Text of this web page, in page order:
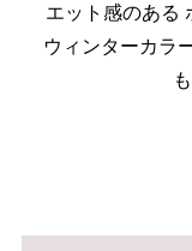
エット感のある
ウィンターカラ